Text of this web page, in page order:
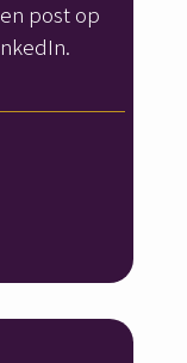
post op